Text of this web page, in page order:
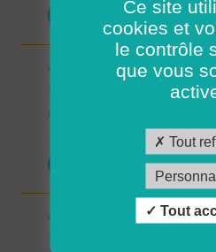
Aides à domicile emploi
Auxiliaires de vie ou Aides à
Ce site
cookies et
le contrôle
que vous
Tout
Tout